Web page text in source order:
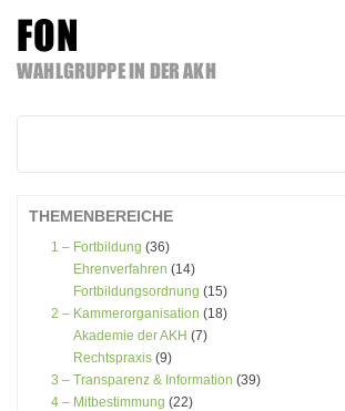
FON
WAHLGRUPPE IN DER AKH
Inhalt
THEMENBEREICHE
1 – Fortbildung (36)
Ehrenverfahren (14)
Fortbildungsordnung (15)
2 – Kammerorganisation (18)
Akademie der AKH (7)
Rechtspraxis (9)
3 – Transparenz & Information (39)
4 – Mitbestimmung (22)